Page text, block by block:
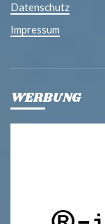
Datenschutz
Impressum
WERBUNG